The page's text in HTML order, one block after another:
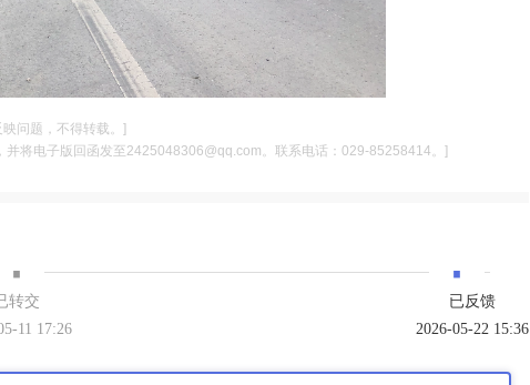
问题，不得转载。]
将电子版回函发至2425048306@qq.com。联系电话：029-85258414。]
· ·
转交
11 17:26
已反馈
2026-05-22 15:36